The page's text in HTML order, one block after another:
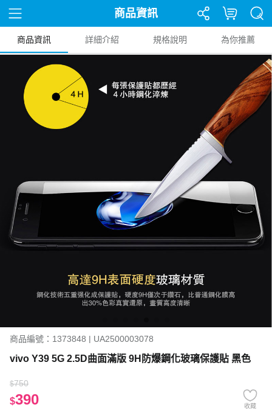
商品資訊
商品資訊 詳細介紹 規格說明 為你推薦
商品編號：1373848 | UA2500003078
vivo Y39 5G 2.5D曲面滿版 9H防爆鋼化玻璃保護貼 黑色
$750
$390 收藏